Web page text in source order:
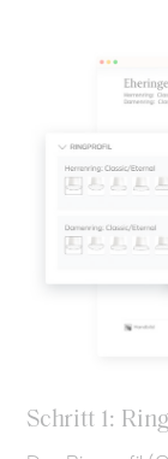
Schritt 1: